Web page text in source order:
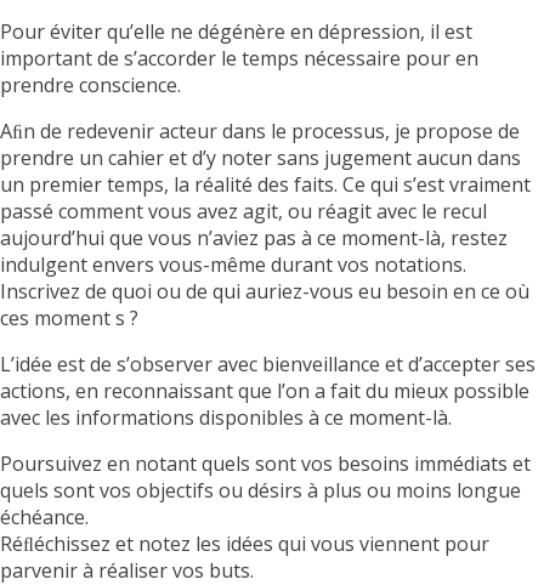
Pour éviter qu’elle ne dégénère en dépression, il est
important de s’accorder le temps nécessaire pour en
prendre conscience.
Aﬁn de redevenir acteur dans le processus, je propose de
prendre un cahier et d’y noter sans jugement aucun dans
un premier temps, la réalité des faits. Ce qui s’est vraiment
passé comment vous avez agit, ou réagit avec le recul
aujourd’hui que vous n’aviez pas à ce moment-là, restez
indulgent envers vous-même durant vos notations.
Inscrivez de quoi ou de qui auriez-vous eu besoin en ce où
ces moment s ?
L’idée est de s’observer avec bienveillance et d’accepter ses
actions, en reconnaissant que l’on a fait du mieux possible
avec les informations disponibles à ce moment-là.
Poursuivez en notant quels sont vos besoins immédiats et
quels sont vos objectifs ou désirs à plus ou moins longue
échéance.
Réﬂéchissez et notez les idées qui vous viennent pour
parvenir à réaliser vos buts.